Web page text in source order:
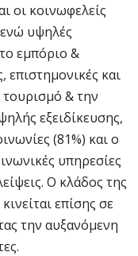
οι κοινωφελείς
υψηλές
εμπόριο &
επιστημονικές και
τουρισμό & την
εξειδίκευσης,
(81%) και ο
υπηρεσίες
Ο κλάδος της
επίσης σε
την αυξανόμενη